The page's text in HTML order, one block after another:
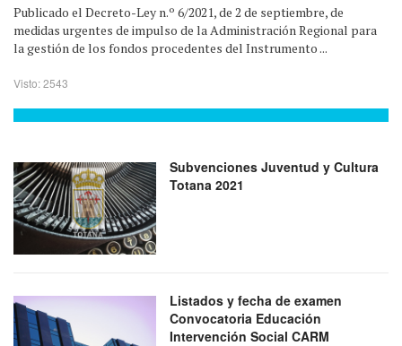
Publicado el Decreto-Ley n.º 6/2021, de 2 de septiembre, de
medidas urgentes de impulso de la Administración Regional para
la gestión de los fondos procedentes del Instrumento ...
Visto: 2543
Subvenciones Juventud y Cultura
Totana 2021
Listados y fecha de examen
Convocatoria Educación
Intervención Social CARM